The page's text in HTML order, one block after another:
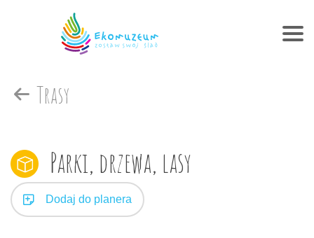
Trasy
Parki, drzewa, lasy
Dodaj do planera